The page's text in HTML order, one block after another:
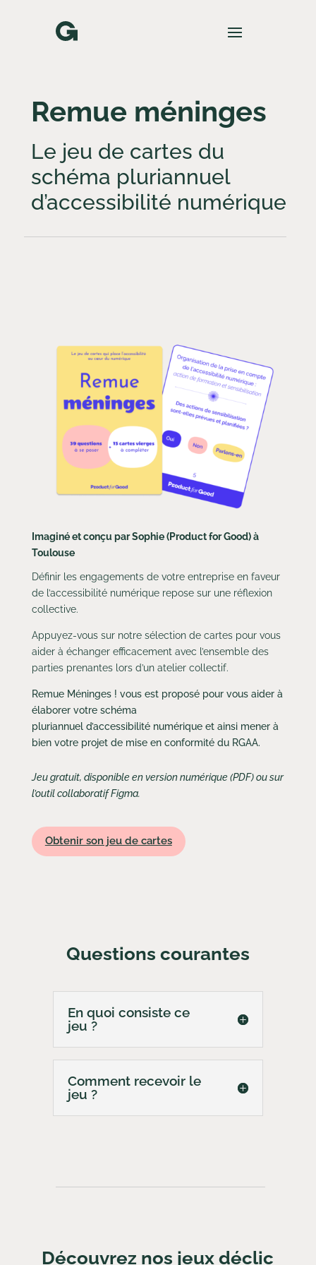
Remue méninges
Le jeu de cartes du
schéma pluriannuel
d’accessibilité numérique
Imaginé et conçu par Sophie (Product for Good) à
Toulouse
Définir les engagements de votre entreprise en faveur
de l’accessibilité numérique repose sur une réflexion
collective.
Appuyez-vous sur notre sélection de cartes pour vous
aider à échanger efficacement avec l’ensemble des
parties prenantes lors d’un atelier collectif.
Remue Méninges ! vous est proposé pour vous aider à
élaborer votre schéma
pluriannuel d’accessibilité numérique et ainsi mener à
bien votre projet de mise en conformité du RGAA.
Jeu gratuit, disponible en version numérique (PDF) ou sur
l’outil collaboratif Figma.
Obtenir son jeu de cartes
Questions courantes
En quoi consiste ce
jeu ?
Comment recevoir le
jeu ?
Découvrez nos jeux déclic